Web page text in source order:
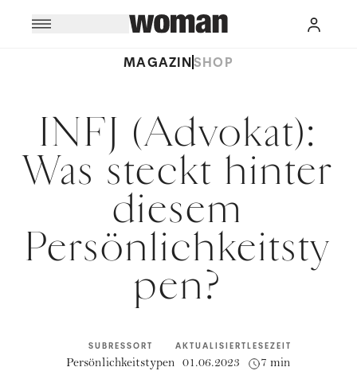
MAGAZINSHOP
INFJ (Advokat):
Was steckt hinter
diesem
Persönlichkeitsty
pen?
SUBRESSORT
Persönlichkeitstypen
AKTUALISIERT
01.06.2023
LESEZEIT
7 min